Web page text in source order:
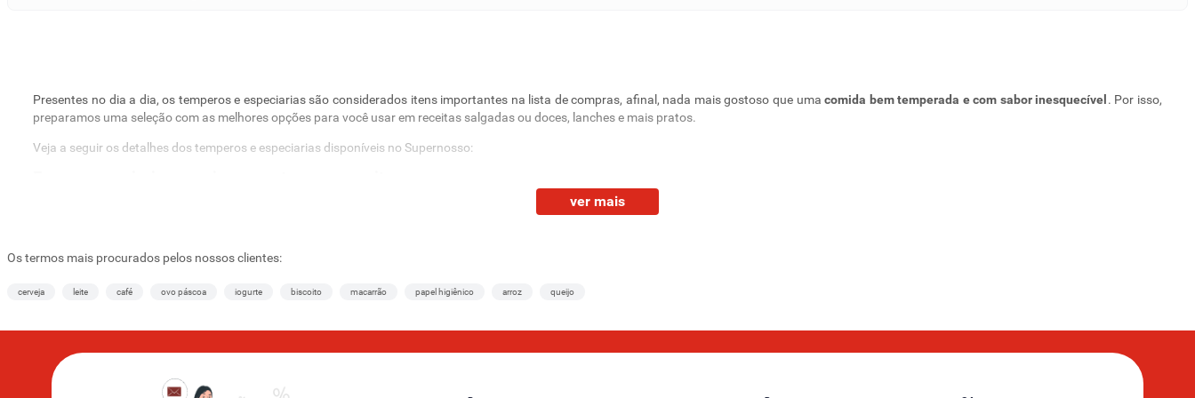
Presentes no dia a dia, os temperos e especiarias são considerados itens importantes na lista de compras, afinal, nada mais gostoso que umacomida bem temperada e com sabor inesquecível. Por isso,
preparamos uma seleção com as melhores opções para você usar em receitas salgadas ou doces, lanches e mais pratos.
Veja a seguir os detalhes dos temperos e especiarias disponíveis no Supernosso:
, temos pimenta do reino preta, pimenta do reino branca, fava de baunilha, pasta de baunilha, pimenta síria, mix picante com três pimentas (pimenta calabresa, do reino e
A pimenta-do-reino pode ser encontrada moída ou com as sementes inteiras. No caso das versões inteiras, elas acompanham embalagem com moedor. Para usar, basta abrir a tampa, colocar as sementes,
com o mau-cheiro de geladeiras e muito mais.
Na cozinha, o bicarbonato de sódio é um dos ingredientes necessários para preparar uma deliciosa torta de frango, um pão caseiro, diversas massas e até mesmo bolos.
ver mais
Os termos mais procurados pelos nossos clientes:
cerveja leite café ovo páscoa iogurte biscoito macarrão papel higiênico arroz queijo